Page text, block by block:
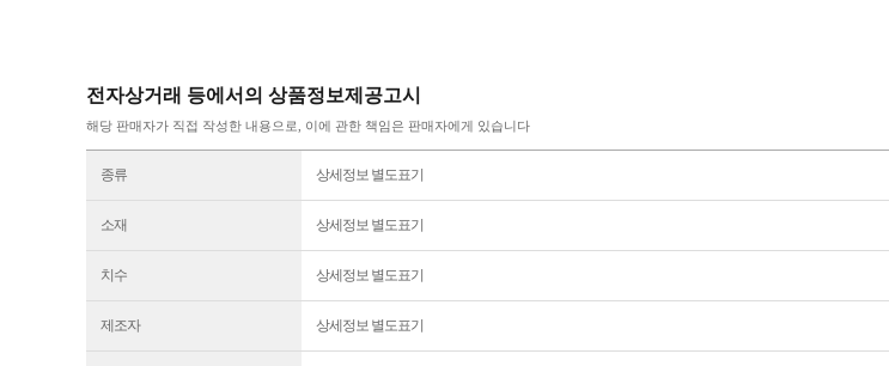
전자상거래 등에서의 상품정보제공고시
해당 판매자가 직접 작성한 내용으로, 이에 관한 책임은 판매자에게 있습니다
종류 상세정보 별도표기
소재 상세정보 별도표기
치수 상세정보 별도표기
제조자 상세정보 별도표기